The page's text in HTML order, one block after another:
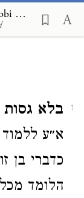
Binyan Yehoshua on Avot D'Rabbi Natan 18:3
1 בלא
א״ע
כדברי בן
הלומד